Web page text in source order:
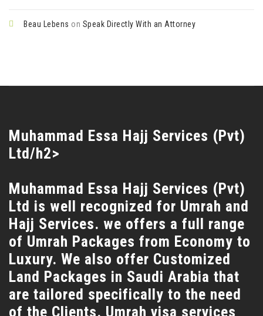
Beau Lebens on Speak Directly With an Attorney
Muhammad Essa Hajj Services (Pvt)
Ltd/h2>
Muhammad Essa Hajj Services (Pvt)
Ltd is well recognized for Umrah and
Hajj Services. we offers a full range
of Umrah Packages from Economy to
Luxury. We also offer Customized
Land Packages in Saudi Arabia that
are tailored specifically to the need
of the Clients. Umrah visa services